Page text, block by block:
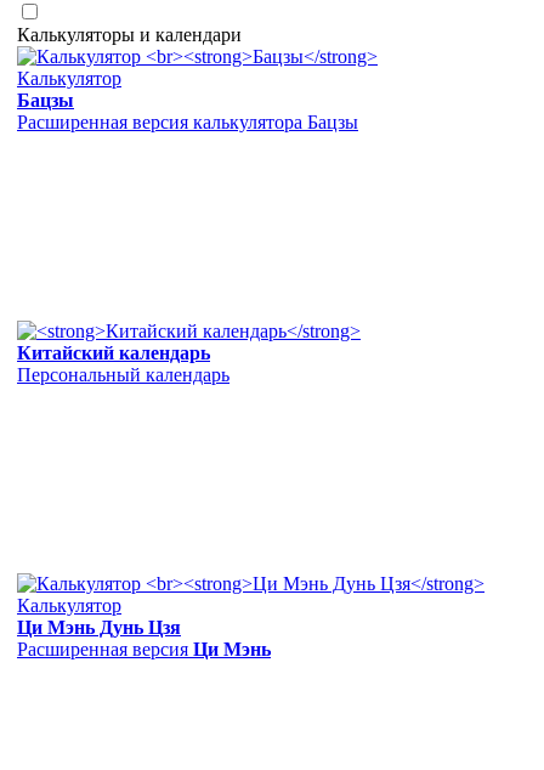
Калькуляторы и календари
Калькулятор
Бацзы
Расширенная версия калькулятора Бацзы
Китайский календарь
Персональный календарь
Калькулятор
Ци Мэнь Дунь Цзя
Расширенная версия Ци Мэнь